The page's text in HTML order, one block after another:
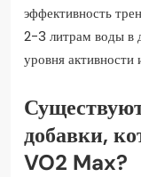
эффективность
2-3 литрам воды в
уровня активности
добавки,
VO2 Max?